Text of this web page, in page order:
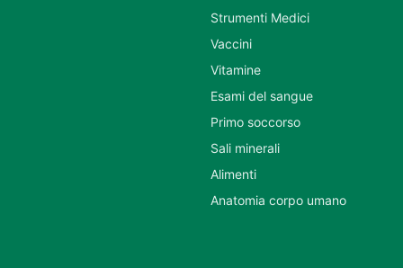
Strumenti Medici
Vaccini
Vitamine
Esami del sangue
Primo soccorso
Sali minerali
Alimenti
Anatomia corpo umano